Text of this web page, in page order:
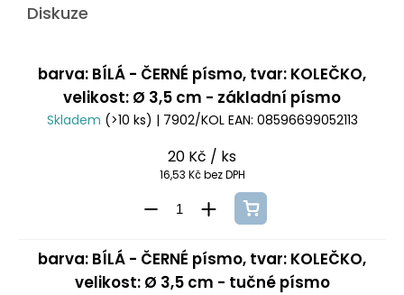
Diskuze
barva: BÍLÁ - ČERNÉ písmo, tvar: KOLEČKO,
velikost: Ø 3,5 cm - základní písmo
Skladem (>10 ks) | 7902/KOL EAN: 08596699052113
20 Kč / ks
16,53 Kč bez DPH
barva: BÍLÁ - ČERNÉ písmo, tvar: KOLEČKO,
velikost: Ø 3,5 cm - tučné písmo